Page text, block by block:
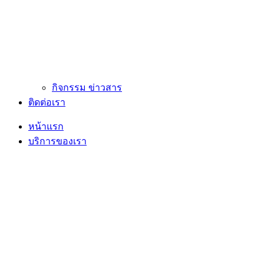
กิจกรรม ข่าวสาร
ติดต่อเรา
หน้าแรก
บริการของเรา